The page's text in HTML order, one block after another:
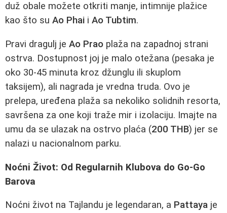
duž obale možete otkriti manje, intimnije plažice
kao što su Ao Phai i Ao Tubtim.
Pravi dragulj je Ao Prao plaža na zapadnoj strani
ostrva. Dostupnost joj je malo otežana (pesaka je
oko 30-45 minuta kroz džunglu ili skuplom
taksijem), ali nagrada je vredna truda. Ovo je
prelepa, uređena plaža sa nekoliko solidnih resorta,
savršena za one koji traže mir i izolaciju. Imajte na
umu da se ulazak na ostrvo plaća (200 THB) jer se
nalazi u nacionalnom parku.
Noćni Život: Od Regularnih Klubova do Go-Go
Barova
Noćni život na Tajlandu je legendaran, a Pattaya je